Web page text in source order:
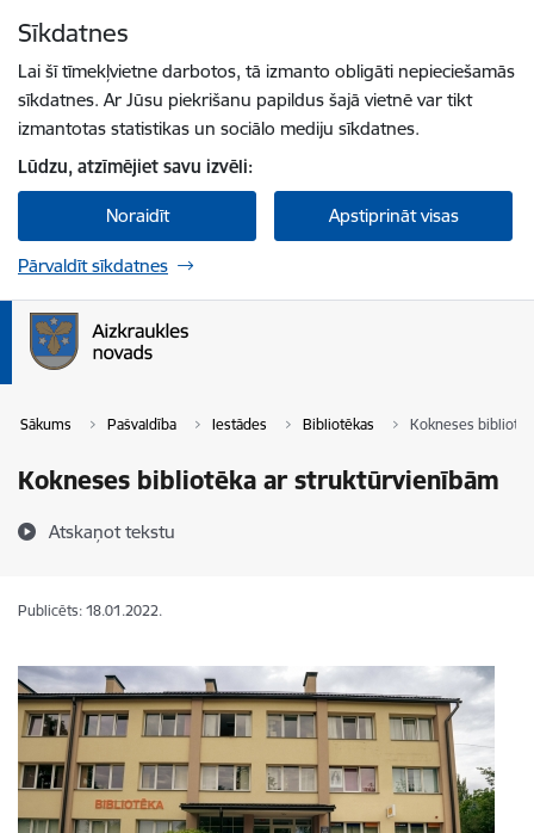
Sīkdatnes
Lai šī tīmekļvietne darbotos, tā izmanto obligāti nepieciešamās
sīkdatnes. Ar Jūsu piekrišanu papildus šajā vietnē var tikt
izmantotas statistikas un sociālo mediju sīkdatnes.
Lūdzu, atzīmējiet savu izvēli:
Noraidīt Apstiprināt visas
Pārvaldīt sīkdatnes
Sākums Pašvaldība Iestādes Bibliotēkas Kokneses
Kokneses bibliotēka ar struktūrvienībām
Atskaņot tekstu
Publicēts: 18.01.2022.